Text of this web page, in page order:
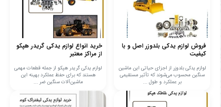
فروش لوازم یدکی بلدوزر اصل و با
کیفیت
لوازم یدکی بلدوزر از اجزای حیاتی این ماشین
سنگین محسوب می‌شوند که تأثیر مستقیمی
بر عملکرد و طول ...
خرید انواع لوازم یدکی گریدر هپکو
از مراکز معتبر
لوازم یدکی گریدر هپکو از جمله قطعات مهمی
هستند که برای حفظ عملکرد بهینه این
ماشین‌آلات سنگین ضر ...